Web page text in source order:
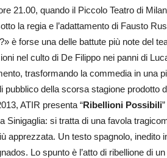
21.00, quando il Piccolo Teatro di
la regia e l’adattamento di Fausto
è forse una delle battute più note del
nel culto di De Filippo nei panni di
trasformando la commedia in una
della scorsa stagione prodotto
ATIR presenta “Ribellioni Possibili
Sinigaglia: si tratta di una favola
apprezzata. Un testo spagnolo, inedito
Lo spunto è l’atto di ribellione di